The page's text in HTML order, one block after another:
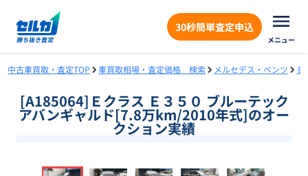
30秒簡単査定申込
メニュー
中古車買取・査定TOP 車買取相場・査定価格 検索 メルセデス・ベンツ Ｅ
[A185064]Ｅクラス Ｅ３５０ ブルーテック
アバンギャルド[7.8万km/2010年式]のオー
クション実績
1/18